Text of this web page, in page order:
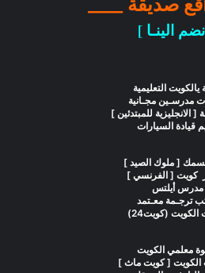
الينـا ]
التعليمية
مدرسـين مجـانية
قيادة السيارات
[ ملوك الصيد ]
كويت [ الفرنسي ]
مدرس أيلتس
ترجـمة معـتمد
(كويت24)
معلمي الكويت
الكويت [ كويت ماث ]